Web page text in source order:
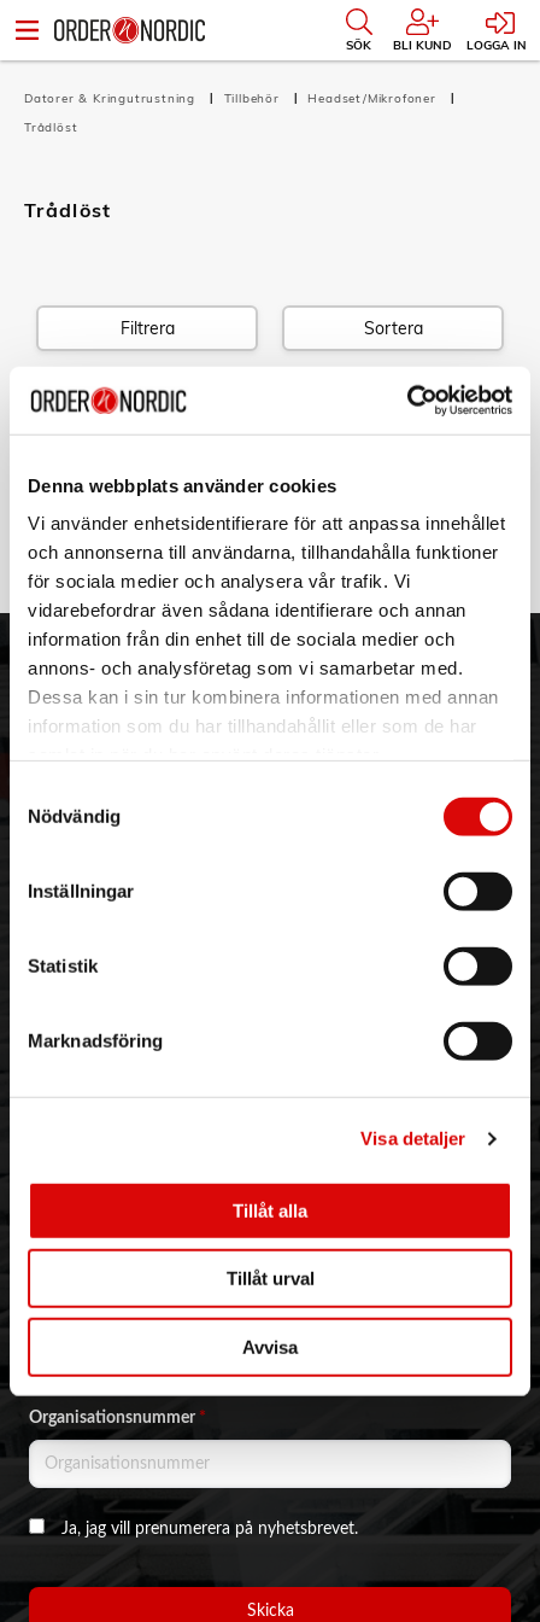
Denna webbplats använder cookies
Vi använder enhetsidentifierare för att anpassa innehållet
och annonserna till användarna, tillhandahålla funktioner
för sociala medier och analysera vår trafik. Vi
vidarebefordrar även sådana identifierare och annan
information från din enhet till de sociala medier och
annons- och analysföretag som vi samarbetar med.
Dessa kan i sin tur kombinera informationen med annan
information som du har tillhandahållit eller som de har
Nödvändig
Inställningar
Statistik
Marknadsföring
Visa detaljer
Tillåt alla
Tillåt urval
Avvisa
SÖK BLI KUND LOGGA IN
Datorer & Kringutrustning Tillbehör
Headset/Mikrofoner
Trådlöst
Trådlöst
Filtrera Sortera
1 produkt Bildvy
Trådlöst headset ENC inkl. USB-C/USB-A
Art nr:
A16172
Tillv. art. nr:
NXAUCDUAL01
ORDER NORDIC
3PL
Om oss
Vår historia
Visselblåsning
Aktuellt på Order
KUNDTJÄNST
Allmänna villkor
Vanliga frågor
Service & Support
Godsefterlysning & Felleverans
BLI KUND KONTAKTA OSS
Kontaktformulär
Företagsnamn*
Organisationsnummer *
Ja, jag vill prenumerera på nyhetsbrevet.
Skicka